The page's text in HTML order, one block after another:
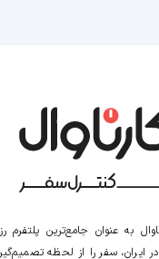
به عنوان جامع‌ترین
ایران، سفر را از لحظه‌